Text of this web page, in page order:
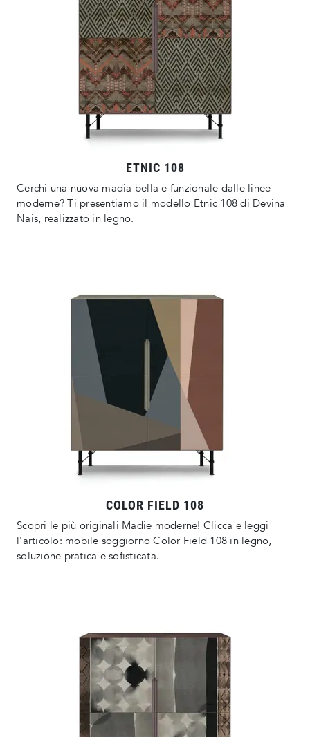
ETNIC 108
Cerchi una nuova madia bella e funzionale dalle linee
moderne? Ti presentiamo il modello Etnic 108 di Devina
Nais, realizzato in legno.
COLOR FIELD 108
Scopri le più originali Madie moderne! Clicca e leggi
l'articolo: mobile soggiorno Color Field 108 in legno,
soluzione pratica e sofisticata.